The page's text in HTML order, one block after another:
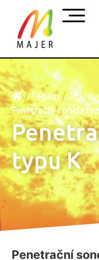
/ Tegam /
Penetrační sonda
typu K
Penetrační